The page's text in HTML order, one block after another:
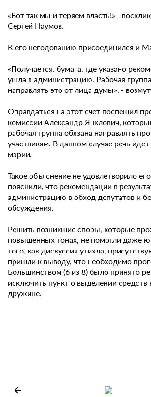
«Вот так мы и теряем власть!» -
Сергей Наумов.
К его негодованию присоединился и
«Получается, бумага, где указано
ушла в администрацию. Рабочая
направлять это от лица думы», -
Оправдаться на этот счет поспешил
комиссии Александр Янклович,
рабочая группа обязана направлять
участникам. В данном случае речь
мэрии.
Такое объяснение не удовлетворило
пояснили, что рекомендации в
администрацию в обход депутатов и
обсуждения.
Решить возникшие споры, которые
повышенных тонах, не помогли даже
того, как дискуссия утихла,
пришли к выводу, что необходимо
Большинством (6 из 8) было принято
исключить пункт о выделении средств
дружине.